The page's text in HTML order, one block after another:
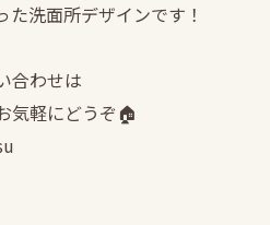
洗面所デザインです！
合わせは
気軽にどうぞ🏠